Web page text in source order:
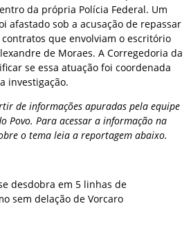
da própria Polícia Federal. Um
afastado sob a acusação de repassar
que envolviam o escritório
de Moraes. A Corregedoria da
se essa atuação foi coordenada
investigação.
de informações apuradas pela equipe
Povo. Para acessar a informação na
o tema leia a reportagem abaixo.
desdobra em 5 linhas de
sem delação de Vorcaro